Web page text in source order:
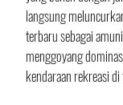
langsung
terbaru sebagai
menggoyang
kendaraan rekreasi